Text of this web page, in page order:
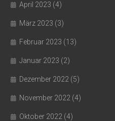
April 2023 (4)
März 2023 (3)
Februar 2023 (13)
Januar 2023 (2)
Dezember 2022 (5)
November 2022 (4)
Oktober 2022 (4)